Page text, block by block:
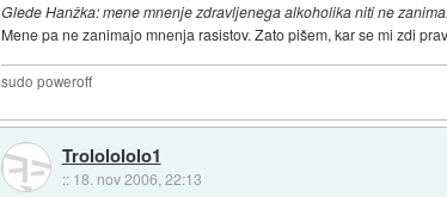
Glede Hanžka: mene mnenje zdravljenega alkoholika niti ne zanima.
Mene pa ne zanimajo mnenja rasistov. Zato pišem, kar se mi zdi
sudo poweroff
Trololololo1
:: 18. nov 2006, 22:13